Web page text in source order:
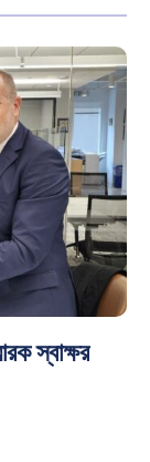
স্বাক্ষর